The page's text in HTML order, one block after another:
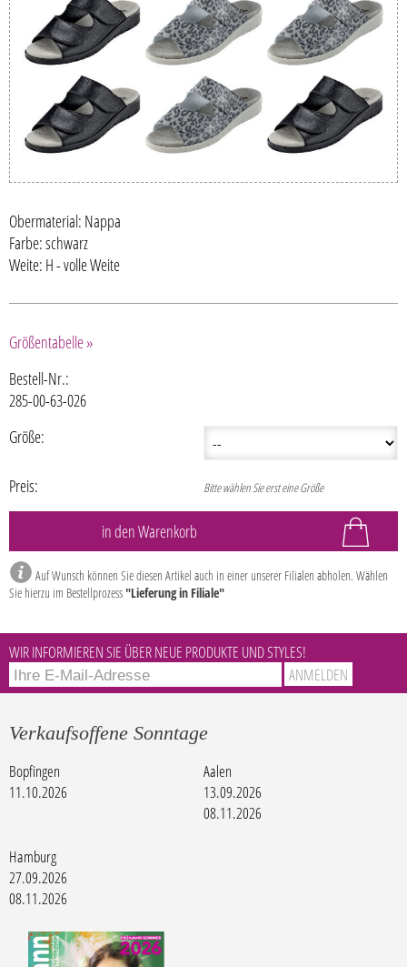
Obermaterial: Nappa
Farbe: schwarz
Weite: H - volle Weite
Größentabelle »
Bestell-Nr.:
285-00-63-026
Größe:
Preis: Bitte wählen Sie erst eine Größe
Auf Wunsch können Sie diesen Artikel auch in einer unserer Filialen abholen. Wählen
Sie hierzu im Bestellprozess"Lieferung in Filiale"
WIR INFORMIEREN SIE ÜBER NEUE PRODUKTE UND STYLES!
Verkaufsoffene Sonntage
Bopfingen
11.10.2026
Aalen
13.09.2026
08.11.2026
Hamburg
27.09.2026
08.11.2026